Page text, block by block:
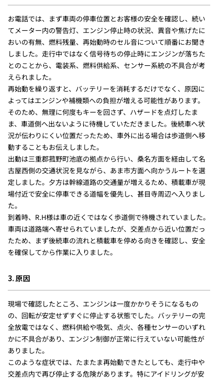
お電話では、まず車両の停車位置とお客様の安全を確認し、続い
てメーター内の警告灯、エンジン停止時の状況、異音や焦げたに
おいの有無、燃料残量、再始動時のセル音について順番にお聞き
しました。走行中ではなく信号待ちの停止時にエンジンが落ちた
とのことから、電装系、燃料供給系、センサー系統の不具合が考
えられました。
再始動を繰り返すと、バッテリーを消耗するだけでなく、原因に
よってはエンジンや補機類への負担が増える可能性があります。
そのため、無理に何度もキーを回さず、ハザードを点灯したま
ま、車道側へ出ないように待機していただきました。後続車へ状
況が伝わりにくい位置だったため、車外に出る場合は歩道側へ移
動することもお伝えしました。
出動は三重郡菰野町池底の拠点から行い、桑名方面を経由して名
古屋西側の交通状況を見ながら、あま市方面へ向かうルートを選
定しました。夕方は幹線道路の交通量が増えるため、積載車が現
場付近で安全に停車できる道幅を優先し、甚目寺周辺へ入りまし
た。
到着時、R.H様は車の近くではなく歩道側で待機されていました。
車両は道路端へ寄せられていましたが、交差点から近い位置だっ
たため、まず後続車の流れと積載車を停める向きを確認し、安全
を確保してから作業に入りました。
3. 原因
現場で確認したところ、エンジンは一度かかりそうになるもの
の、回転が安定せずすぐに停止する状態でした。バッテリーの完
全放電ではなく、燃料供給や吸気、点火、各種センサーのいずれ
かに不具合があり、エンジン制御が正常に行えていない可能性が
ありました。
このような症状では、たまたま再始動できたとしても、走行中や
交差点内で再び停止する危険があります。特にアイドリングが安